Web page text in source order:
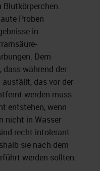
Blutkörperchen.
Proben
in
Dem
dass während der
das vor der
werden muss.
entstehen, wenn
nicht in Wasser
recht intolerant
sie nach dem
werden sollten.